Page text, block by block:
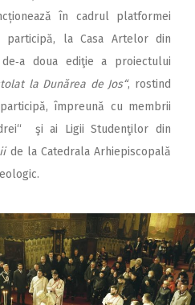
în cadrul platformei
participă, la Casa Artelor din
doua ediţie a proiectului
la Dunărea de Jos“, rostind
împreună cu membrii
şi ai Ligii Studenţilor din
de la Catedrala Arhiepiscopală